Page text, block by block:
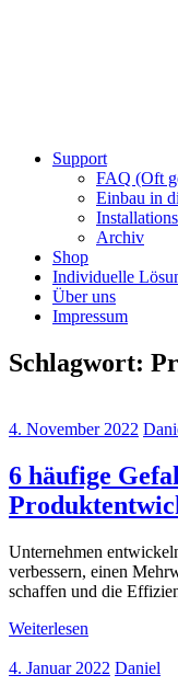
Support
FAQ (Oft
Einbau in
Archiv
Shop
Individuelle
Über uns
Impressum
Schlagwort:
4. November 2022
6 häufige
Unternehmen
verbessern, einen
schaffen und die
Weiterlesen
4. Januar 2022 Daniel